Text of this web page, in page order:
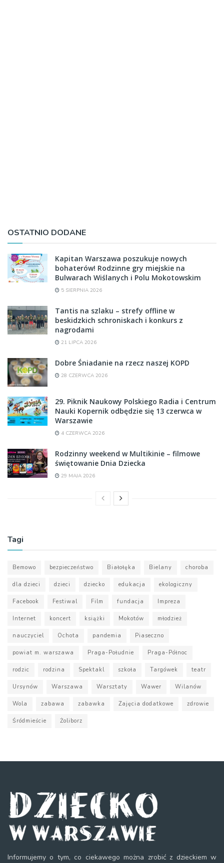
OSTATNIO DODANE
Kapitan Warszawa poszukuje nowych
bohaterów! Rodzinne gry miejskie na
Bulwarach Wiślanych i Polu Mokotowskim
5 SIERPNIA 2026
Tantis na szlaku – strefy offline w
beskidzkich schroniskach i konkurs z
nagrodami
21 LIPCA 2026
Dobre Śniadanie na rzecz naszej KOPD
28 CZERWCA 2026
29. Piknik Naukowy Polskiego Radia i Centrum
Nauki Kopernik odbędzie się 13 czerwca w
Warszawie
4 CZERWCA 2026
Rodzinny weekend w Multikinie – filmowe
świętowanie Dnia Dziecka
29 MAJA 2026
Tagi
Bemowo bezpieczeństwo Białołęka Bielany choroba
dla dzieci dzieci dziecko edukacja ekologiczny
Facebook Festiwal Film fundacja Impreza
Internet koncert książki Mokotów młodzież
nauczyciel Ochota pandemia Piaseczno
powiat m. warszawa Praga-Południe Praga-Północ
rodzic rodzina Spektakl szkoła Targówek teatr
Ursynów Warszawa Warsztaty Wawer Wilanów
Wola zabawa zabawka Zajęcia dodatkowe zdrowie
Śródmieście Żoliborz
Informujemy o tym, co ciekawego można zrobić z dzieckiem w